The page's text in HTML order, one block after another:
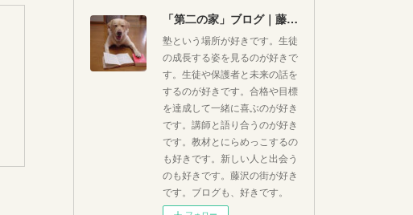
「第二の家」ブログ｜藤沢市の個別指導塾のお話
塾という場所が好きです。生徒
の成長する姿を見るのが好きで
す。生徒や保護者と未来の話を
するのが好きです。合格や目標
を達成して一緒に喜ぶのが好き
です。講師と語り合うのが好き
です。教材とにらめっこするの
も好きです。新しい人と出会う
のも好きです。藤沢の街が好き
です。ブログも、好きです。